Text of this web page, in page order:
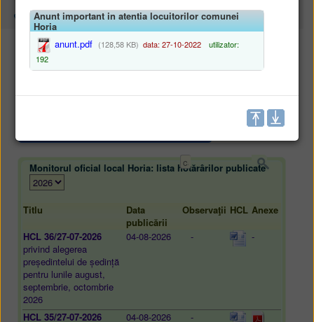
Harta site/ Monitorul oficial local/HOTĂRÂRILE AUTORITĂȚII DELIBERATIVE
HOTĂRÂRILE AUTORITĂȚII DELIBERATIVE
Monitorul oficial local Horia: lista hotărârilor publicate
Titlu
Data
publicării
Observaţii HCL Anexe
HCL 36/27-07-2026
privind alegerea
președintelui de ședință
pentru lunile august,
septembrie, octombrie
2026
04-08-2026 - -
HCL 35/27-07-2026
04-08-2026 -
Anunt important in atentia locuitorilor comunei
Horia
anunt.pdf (128,58 KB) data: 27-10-2022
utilizator:
192